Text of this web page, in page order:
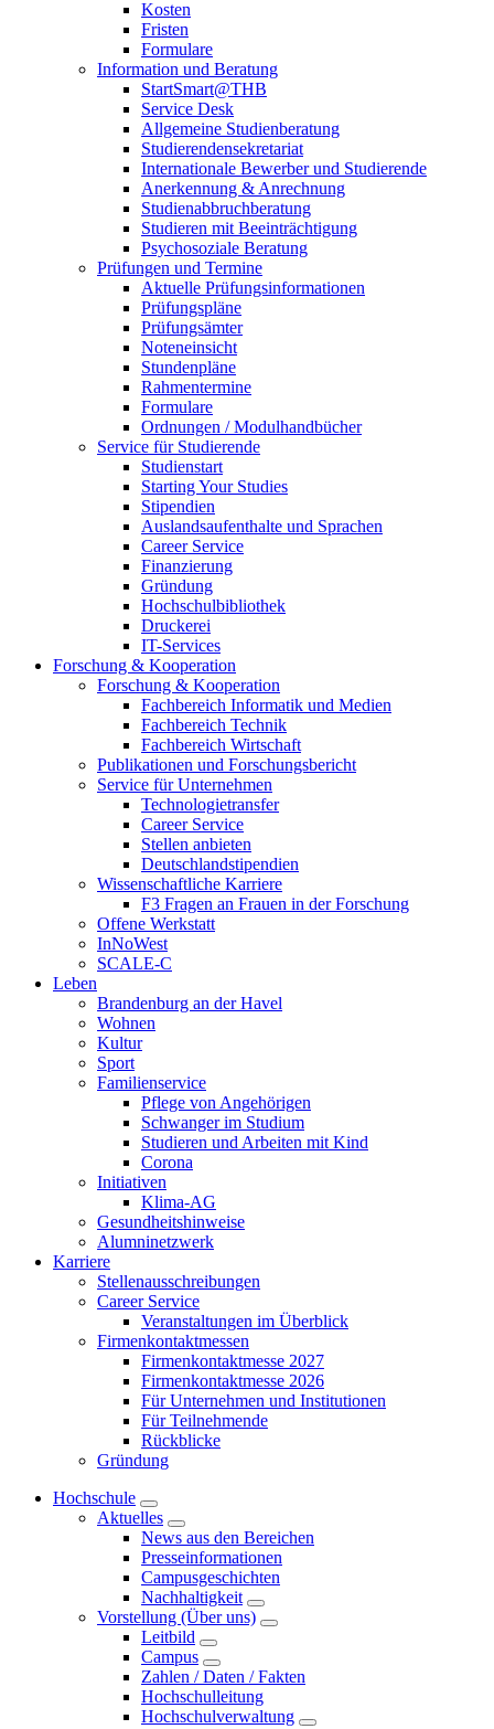
Kosten
Fristen
Formulare
Information und Beratung
StartSmart@THB
Service Desk
Allgemeine Studienberatung
Studierendensekretariat
Internationale Bewerber und Studierende
Anerkennung & Anrechnung
Studienabbruchberatung
Studieren mit Beeinträchtigung
Psychosoziale Beratung
Prüfungen und Termine
Aktuelle Prüfungsinformationen
Prüfungspläne
Prüfungsämter
Noteneinsicht
Stundenpläne
Rahmentermine
Formulare
Ordnungen / Modulhandbücher
Service für Studierende
Studienstart
Starting Your Studies
Stipendien
Auslandsaufenthalte und Sprachen
Career Service
Finanzierung
Gründung
Hochschulbibliothek
Druckerei
IT-Services
Forschung & Kooperation
Forschung & Kooperation
Fachbereich Informatik und Medien
Fachbereich Technik
Fachbereich Wirtschaft
Publikationen und Forschungsbericht
Service für Unternehmen
Technologietransfer
Career Service
Stellen anbieten
Deutschlandstipendien
Wissenschaftliche Karriere
F3 Fragen an Frauen in der Forschung
Offene Werkstatt
InNoWest
SCALE-C
Leben
Brandenburg an der Havel
Wohnen
Kultur
Sport
Familienservice
Pflege von Angehörigen
Schwanger im Studium
Studieren und Arbeiten mit Kind
Corona
Initiativen
Klima-AG
Gesundheitshinweise
Alumninetzwerk
Karriere
Stellenausschreibungen
Career Service
Veranstaltungen im Überblick
Firmenkontaktmessen
Firmenkontaktmesse 2027
Firmenkontaktmesse 2026
Für Unternehmen und Institutionen
Für Teilnehmende
Rückblicke
Gründung
Hochschule
Aktuelles
News aus den Bereichen
Presseinformationen
Campusgeschichten
Nachhaltigkeit
Vorstellung (Über uns)
Leitbild
Campus
Zahlen / Daten / Fakten
Hochschulleitung
Hochschulverwaltung